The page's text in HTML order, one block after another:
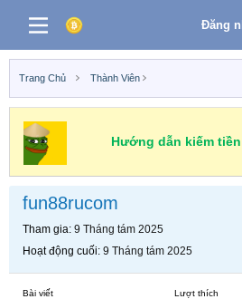
Đăng
Trang Chủ Thành Viên
Hướng dẫn kiếm
fun88rucom
Tham gia 9 Tháng tám 2025
Hoạt động cuối 9 Tháng tám 2025
Bài viết Lượt thích